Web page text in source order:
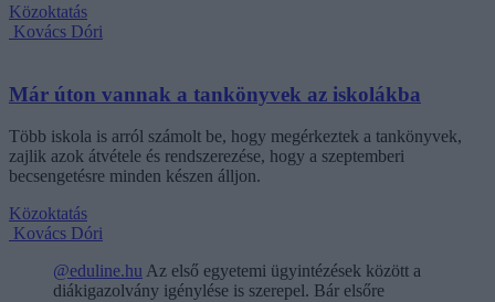
Közoktatás
Kovács Dóri
Már úton vannak a tankönyvek az iskolákba
Több iskola is arról számolt be, hogy megérkeztek a tankönyvek,
zajlik azok átvétele és rendszerezése, hogy a szeptemberi
becsengetésre minden készen álljon.
Közoktatás
Kovács Dóri
@eduline.hu Az első egyetemi ügyintézések között a
diákigazolvány igénylése is szerepel. Bár elsőre